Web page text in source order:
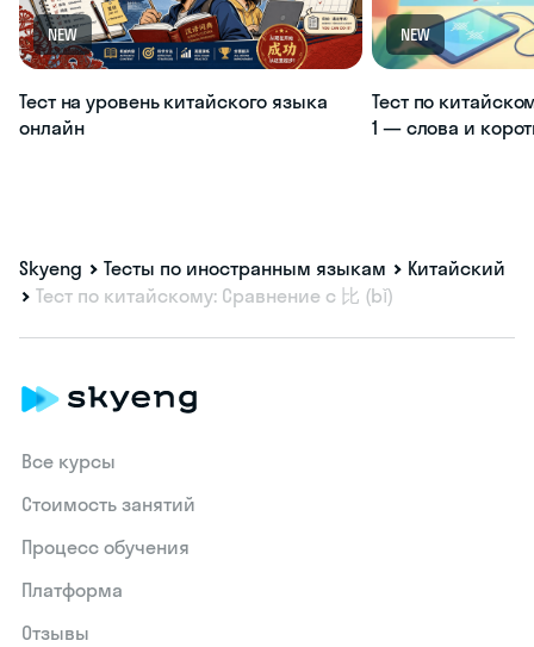
NEW
Тест на уровень китайского языка
онлайн
NEW
Тест по
1 — слова и
Skyeng Тесты по иностранным языкам
Китайский
Тест по китайскому: Сравнение с 比 (bǐ)
Все курсы
Стоимость занятий
Процесс обучения
Платформа
Отзывы